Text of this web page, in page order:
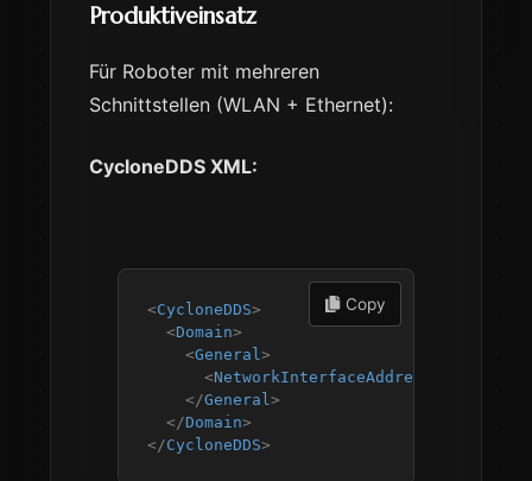
Produktiveinsatz
Für Roboter mit mehreren
Schnittstellen (WLAN + Ethernet):
CycloneDDS XML:
Copy
<CycloneDDS>
<Domain>
<General>
<NetworkInterfaceAddress
</General>
</Domain>
</CycloneDDS>